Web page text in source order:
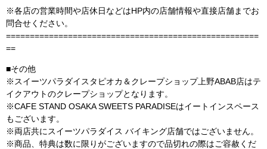
※各店の営業時間や店休日などはHP内の店舗情報や直接店舗までお
問合せください。
=====================================================
==
■その他
※スイーツパラダイスタピオカ＆クレープショップ上野ABAB店はテ
イクアウトのクレープショップとなります。
※CAFE STAND OSAKA SWEETS PARADISEはイートインスペース
もございます。
※両店共にスイーツパラダイス バイキング店舗ではございません。
※商品、特典は数に限りがございますので品切れの際はご容赦くだ